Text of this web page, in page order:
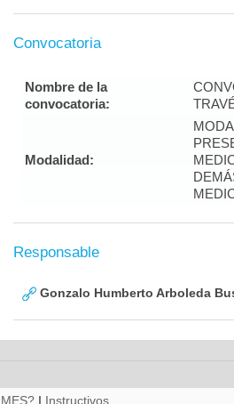
Convocatoria
Nombre de la
convocatoria:
Modalidad:
Responsable
Gonzalo Humberto Arboleda
| Instructivos